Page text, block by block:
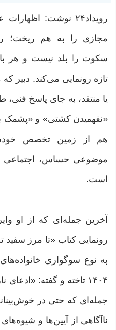
رویداد۲۴ نوشت:
مجازی را به هم ریخت؛
سکوت را بلد نیست و هر
تازه رونمایی می‌کند. دبیر که
یا منتقد، به جای پاسخ
«نفهمیدن کشتی» و «پشمک
هم از زمین تخصص
موضوعی حساس، اجتماعی
است.
آخرین جمله‌ای که از او
رونمایی کتاب «تا مرز
به نوع سوگواری
۱۴۰۴ تاخته و گفته:
جمله‌ای که حتی در
ناآگاهی از آیین‌ها و